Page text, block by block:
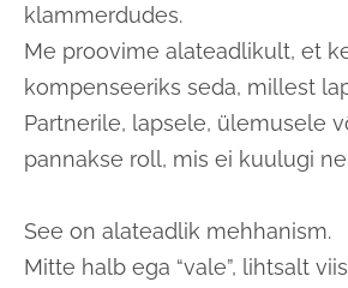
klammerdudes.
Me proovime alateadlikult, et
kompenseeriks seda, millest
Partnerile, lapsele, ülemusele
pannakse roll, mis ei kuulugi
See on alateadlik mehhanism.
Mitte halb ega “vale”, lihtsalt